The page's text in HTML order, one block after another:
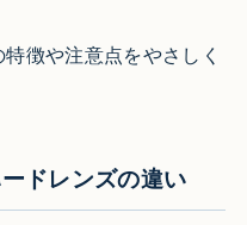
徴や注意点をやさしく
ドレンズの違い